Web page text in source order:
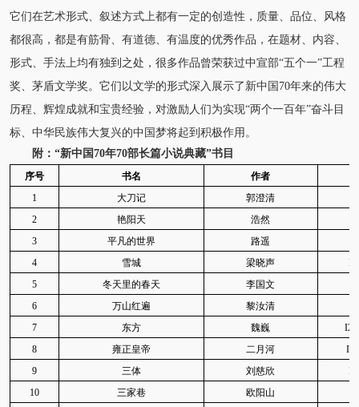
它们在艺术形式、叙述方式上都有一定的创造性，质量、品位、风格
都很高，都是有筋骨、有道德、有温度的优秀作品，在题材、内容、
形式、手法上均有独到之处，很多作品曾荣获过中宣部“五个一”工程
奖、茅盾文学奖。它们以文学的形式深入展示了新中国70年来的伟大
历程、辉煌成就和宝贵经验，对激励人们为实现“两个一百年”奋斗目
标、中华民族伟大复兴的中国梦将起到积极作用。
附：“新中国70年70部长篇小说典藏”书目
序号 书名
作者
1
大刀记 郭澄清
2
艳阳天 浩然
3
平凡的世界 路遥
4
雪城 梁晓声
5
冬天里的春天 李国文
6
万山红遍 黎汝清
7
东方 魏巍
8
雍正皇帝 二月河
9
三体 刘慈欣
10
三家巷 欧阳山